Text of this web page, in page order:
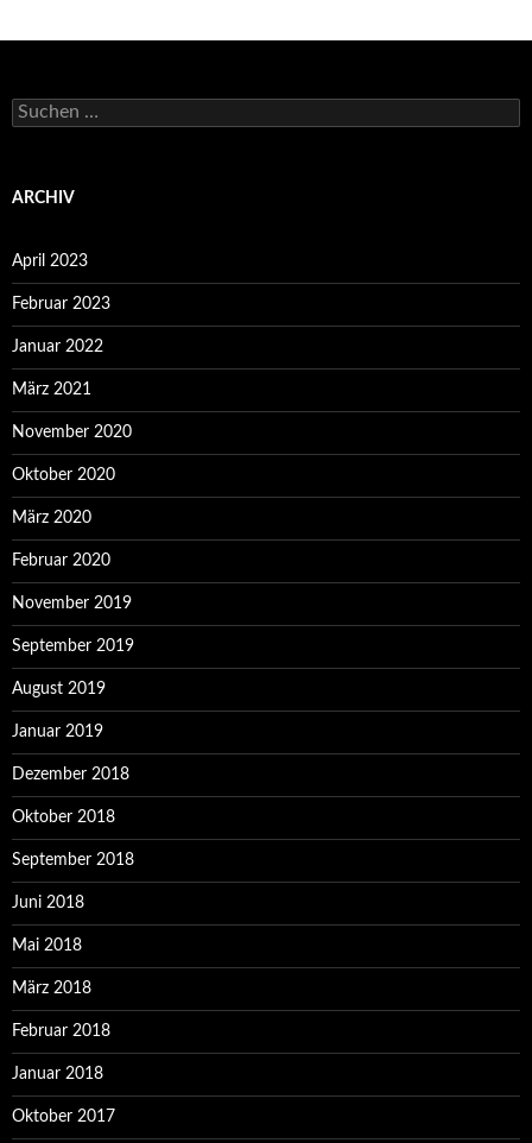
Suchen
nach:
ARCHIV
April 2023
Februar 2023
Januar 2022
März 2021
November 2020
Oktober 2020
März 2020
Februar 2020
November 2019
September 2019
August 2019
Januar 2019
Dezember 2018
Oktober 2018
September 2018
Juni 2018
Mai 2018
März 2018
Februar 2018
Januar 2018
Oktober 2017